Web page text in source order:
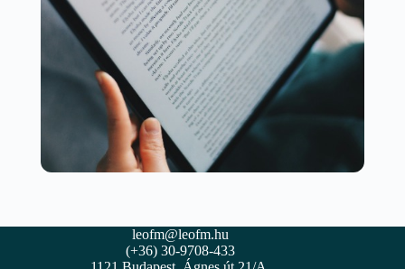
leofm@leofm.hu
(+36) 30-9708-433